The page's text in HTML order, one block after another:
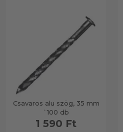
Csavaros alu szög, 35 mm
`100 db
1 590 Ft